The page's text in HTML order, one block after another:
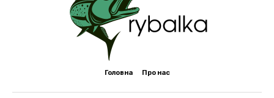
Головна Про нас